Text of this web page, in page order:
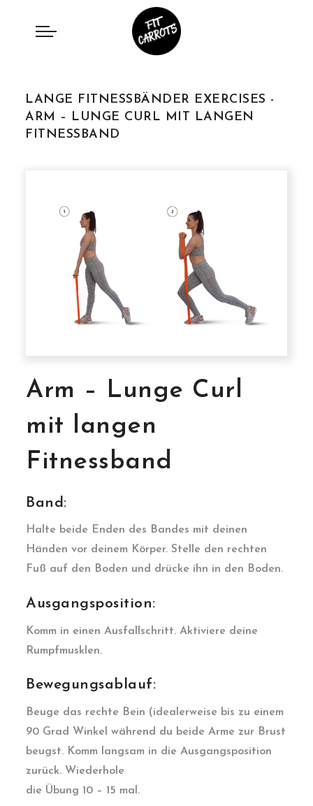
LANGE FITNESSBÄNDER EXERCISES -
ARM – LUNGE CURL MIT LANGEN
FITNESSBAND
Arm – Lunge Curl
mit langen
Fitnessband
Band:
Halte beide Enden des Bandes mit deinen
Händen vor deinem Körper. Stelle den rechten
Fuß auf den Boden und drücke ihn in den Boden.
Ausgangsposition:
Komm in einen Ausfallschritt. Aktiviere deine
Rumpfmusklen.
Bewegungsablauf:
Beuge das rechte Bein (idealerweise bis zu einem
90 Grad Winkel während du beide Arme zur Brust
beugst. Komm langsam in die Ausgangsposition
zurück. Wiederhole
die Übung 10 – 15 mal.